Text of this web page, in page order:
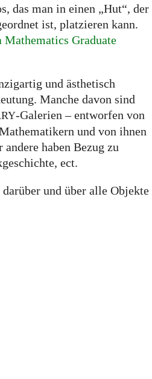
das man in einen „Hut“, der
ist, platzieren kann.
Mathematics Graduate
und ästhetisch
Manche davon sind
-Galerien – entworfen von
und von ihnen
haben Bezug zu
ect.
und über alle Objekte